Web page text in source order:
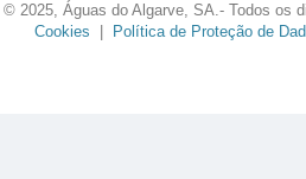
© 2025, Águas do Algarve, SA.- Todos os
Cookies
Política de Proteção de